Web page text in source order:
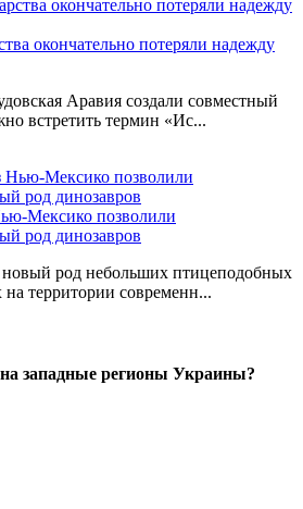
окончательно потеряли надежду
Аравия создали совместный
встретить термин «Ис...
Мексико позволили
род динозавров
род небольших птицеподобных
территории современн...
западные регионы Украины?